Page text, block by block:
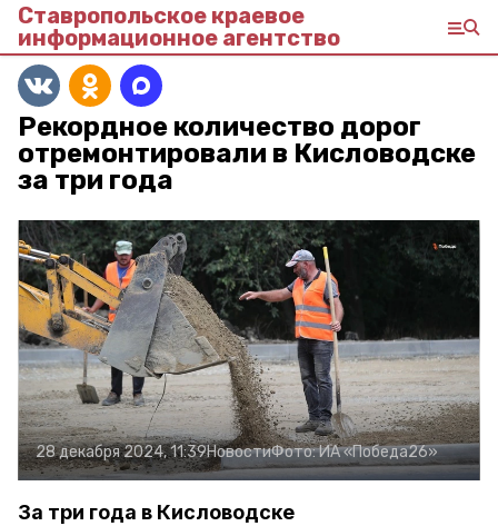
Ставропольское краевое
информационное агентство
Рекордное количество дорог
отремонтировали в Кисловодске
за три года
28 декабря 2024, 11:39НовостиФото:ИА «Победа26»
За три года в Кисловодске